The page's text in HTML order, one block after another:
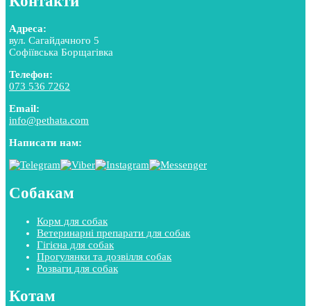
Адреса:
вул. Сагайдачного 5
Софіївська Борщагівка
Телефон:
073 536 7262
Email:
info@pethata.com
Написати нам:
Собакам
Корм для собак
Ветеринарні препарати для собак
Гігієна для собак
Прогулянки та дозвілля собак
Розваги для собак
Котам